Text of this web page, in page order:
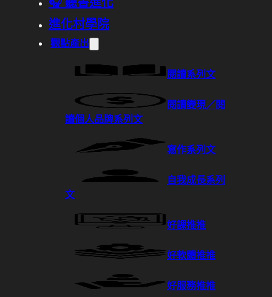
進化村學院
觀點產出
閱讀系列文
閱讀變現／閱
讀個人品牌系列文
寫作系列文
自我成長系列
文
好課推推
好軟體推推
好服務推推